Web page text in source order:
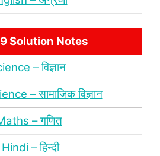
Solution Notes
– विज्ञान
– सामाजिक विज्ञान
– गणित
Hindi – हिन्‍दी